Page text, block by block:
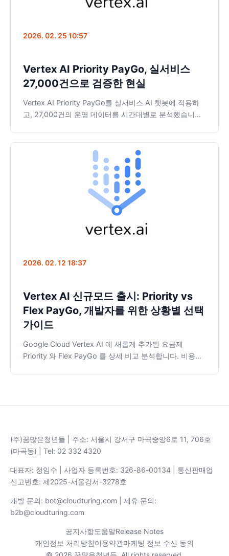
2026. 02. 25 10:57
Vertex AI Priority PayGo, 실서비스
27,000건으로 검증한 현실
Vertex AI Priority PayGo를 실서비스 AI 챗봇에 적용하
고, 27,000건의 운영 데이터를 시간대별로 분석했습니다.
비용을 정당화할 수 있는지, 데이터로 확인합니다.
2026. 02. 12 18:37
Vertex AI 신규모드 출시: Priority vs
Flex PayGo, 개발자를 위한 상황별 선택
가이드
Google Cloud Vertex AI 에 새롭게 추가된 요금제
Priority 와 Flex PayGo 를 상세 비교 분석합니다. 비용을
(주)꿈많은청년들 | 주소: 서울시 강서구 마곡중앙6로 11, 706호
(마곡동) | Tel: 02 332 4320
대표자: 정임수 | 사업자 등록번호: 326-86-00134 | 통신판매업
신고번호: 제2025-서울강서-3278호
개발 문의: bot@cloudturing.com | 제휴 문의:
b2b@cloudturing.com
공지사항도움말Release Notes
개인정보 처리방침이용약관마케팅 정보 수신 동의